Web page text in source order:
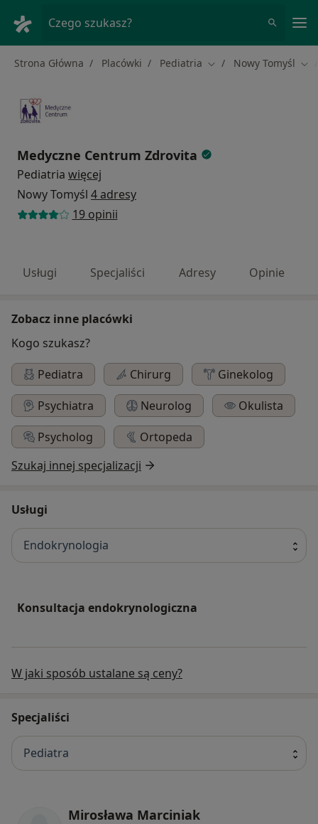
Czego szukasz?
Strona Główna Placówki Pediatria Zmień miasto
Nowy Tomyśl
Medyczne Centrum Zdrovita
Pediatria więcej
Nowy Tomyśl 4 adresy
19 opinii
Usługi Specjaliści Adresy Opinie
Zobacz inne placówki
Kogo szukasz?
Pediatra
Chirurg
Ginekolog
Psychiatra
Neurolog
Okulista
Psycholog
Ortopeda
Szukaj innej specjalizacji
Usługi
Endokrynologia
Konsultacja endokrynologiczna
W jaki sposób ustalane są ceny?
Specjaliści
Pediatra
Mirosława Marciniak